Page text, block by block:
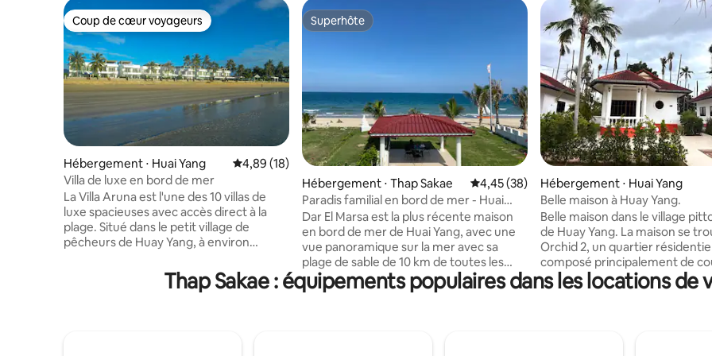
Coup de cœur voyageurs
Coup de cœur voyageurs
Hébergement ⋅ Huai Yang Évaluation moyenne sur la base de 18 commentaires : 4,89 sur 5
4,89 (18)
Villa de luxe en bord de mer
La Villa Aruna est l'une des 10 villas de
luxe spacieuses avec accès direct à la
plage. Situé dans le petit village de
pêcheurs de Huay Yang, à environ
rénovée et meublée avec soin. Idéal
pour une escapade calme et relaxante.
Superhôte
Superhôte
Hébergement ⋅ Thap Sakae Évaluation moyenne sur la base de 38
4,45 (38)
Paradis familial en bord de mer - Huai
Yang - Thaïlande
Dar El Marsa est la plus récente maison
en bord de mer de Huai Yang, avec une
vue panoramique sur la mer avec sa
plage de sable de 10 km de toutes les
chambres. La maison de plage dispose
également d'un pavillon en bord de mer,
Hébergement ⋅ Huai Yang
Belle maison à Huay Yang.
Belle maison dans le village
de Huay Yang. La maison se
Orchid 2, un quartier
composé principalement de
de familles suédois. La plage
2 minutes à pied ! Une
pour enfants. Beaucoup
Thap Sakae : équipements populaires dans les locations de